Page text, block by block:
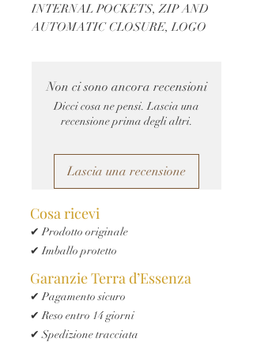
INTERNAL POCKETS, ZIP AND
AUTOMATIC CLOSURE, LOGO
Non ci sono ancora recensioni
Dicci cosa ne pensi. Lascia una
recensione prima degli altri.
Lascia una recensione
Cosa ricevi
✔ Prodotto originale
✔ Imballo protetto
Garanzie Terra d’Essenza
✔ Pagamento sicuro
✔ Reso entro 14 giorni
✔ Spedizione tracciata